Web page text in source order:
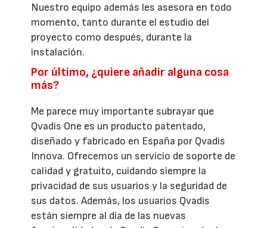
Nuestro equipo además les asesora en todo
momento, tanto durante el estudio del
proyecto como después, durante la
instalación.
Por último, ¿quiere añadir alguna cosa
más?
Me parece muy importante subrayar que
Qvadis One es un producto patentado,
diseñado y fabricado en España por Qvadis
Innova. Ofrecemos un servicio de soporte de
calidad y gratuito, cuidando siempre la
privacidad de sus usuarios y la seguridad de
sus datos. Además, los usuarios Qvadis
están siempre al día de las nuevas